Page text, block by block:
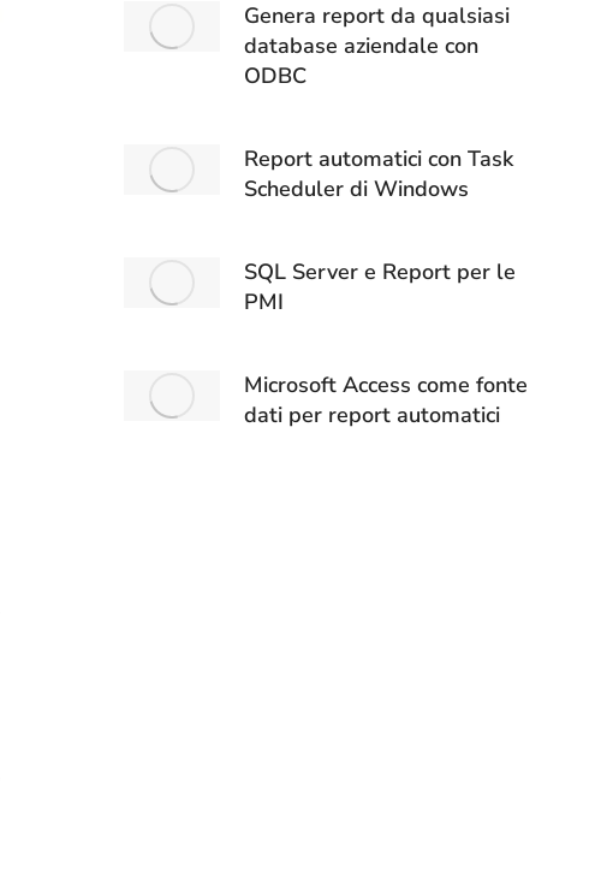
Genera report da qualsiasi
database aziendale con
ODBC
Report automatici con Task
Scheduler di Windows
SQL Server e Report per le
PMI
Microsoft Access come fonte
dati per report automatici